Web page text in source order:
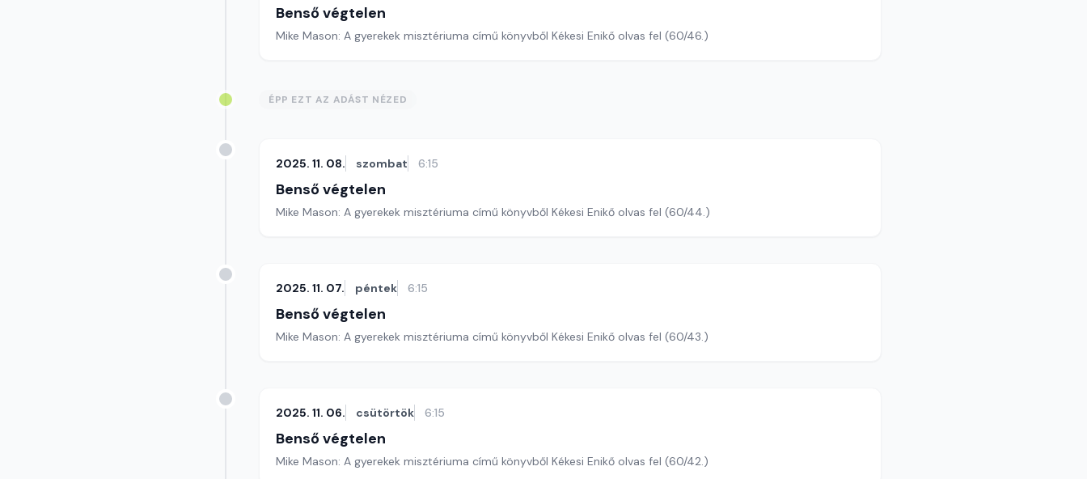
Benső végtelen
Mike Mason: A gyerekek misztériuma című könyvből Kékesi Enikő olvas fel (60/46.)
ÉPP EZT AZ ADÁST NÉZED
2025. 11. 08. szombat 6:15
Benső végtelen
Mike Mason: A gyerekek misztériuma című könyvből Kékesi Enikő olvas fel (60/44.)
2025. 11. 07. péntek 6:15
Benső végtelen
Mike Mason: A gyerekek misztériuma című könyvből Kékesi Enikő olvas fel (60/43.)
2025. 11. 06. csütörtök 6:15
Benső végtelen
Mike Mason: A gyerekek misztériuma című könyvből Kékesi Enikő olvas fel (60/42.)